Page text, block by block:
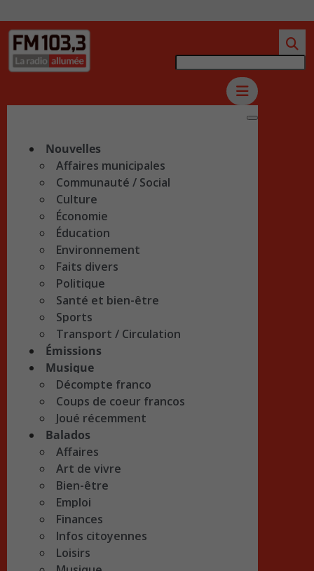
Nouvelles
Affaires municipales
Communauté / Social
Culture
Économie
Éducation
Environnement
Faits divers
Politique
Santé et bien-être
Sports
Transport / Circulation
Émissions
Musique
Décompte franco
Coups de coeur francos
Joué récemment
Balados
Affaires
Art de vivre
Bien-être
Emploi
Finances
Infos citoyennes
Loisirs